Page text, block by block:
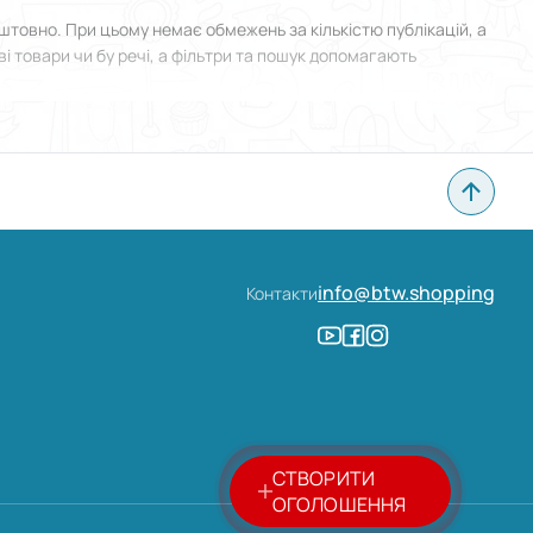
СТВОРИТИ
ОГОЛОШЕННЯ
При цьому немає обмежень за кількістю публікацій, а
товари чи бу речі, а фільтри та пошук допомагають
й прикріпити фотографії. Все зроблено
Контактиinfo@btw.shopping